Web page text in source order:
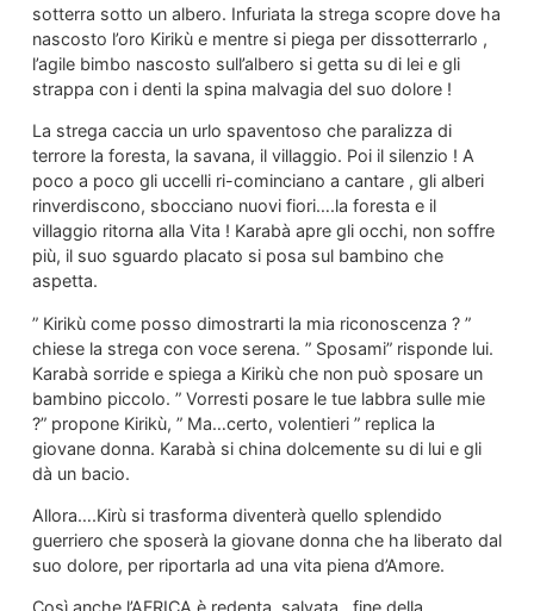
sotterra sotto un albero. Infuriata la strega scopre dove ha
nascosto l’oro Kirikù e mentre si piega per dissotterrarlo ,
l’agile bimbo nascosto sull’albero si getta su di lei e gli
strappa con i denti la spina malvagia del suo dolore !
La strega caccia un urlo spaventoso che paralizza di
terrore la foresta, la savana, il villaggio. Poi il silenzio ! A
poco a poco gli uccelli ri-cominciano a cantare , gli alberi
rinverdiscono, sbocciano nuovi fiori….la foresta e il
villaggio ritorna alla Vita ! Karabà apre gli occhi, non soffre
più, il suo sguardo placato si posa sul bambino che
aspetta.
” Kirikù come posso dimostrarti la mia riconoscenza ? ”
chiese la strega con voce serena. ” Sposami” risponde lui.
Karabà sorride e spiega a Kirikù che non può sposare un
bambino piccolo. ” Vorresti posare le tue labbra sulle mie
?” propone Kirikù, ” Ma…certo, volentieri ” replica la
giovane donna. Karabà si china dolcemente su di lui e gli
dà un bacio.
Allora….Kirù si trasforma diventerà quello splendido
guerriero che sposerà la giovane donna che ha liberato dal
suo dolore, per riportarla ad una vita piena d’Amore.